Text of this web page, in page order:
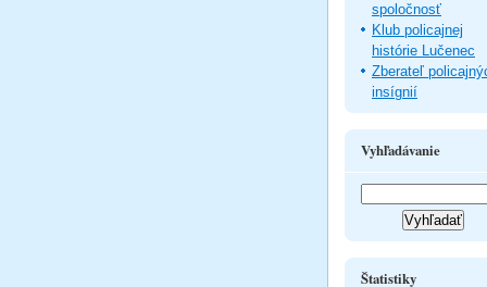
spoločnosť
Klub policajnej
histórie Lučenec
Zberateľ
insígnií
Vyhľadávanie
Štatistiky